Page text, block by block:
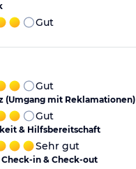
Gut
Gut
(Umgang mit Reklamationen)
Gut
& Hilfsbereitschaft
Sehr gut
in & Check-out